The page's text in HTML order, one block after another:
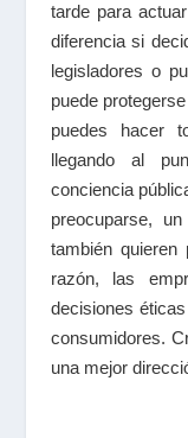
tarde para
diferencia si
legisladores o
puede
puedes hacer
llegando al
conciencia
preocuparse,
también
razón, las
decisiones
consumidores.
una mejor